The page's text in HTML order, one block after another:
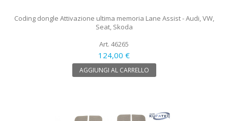
Coding dongle Attivazione ultima memoria Lane Assist - Audi, VW,
Seat, Skoda
Art. 46265
124,00 €
AGGIUNGI AL CARRELLO